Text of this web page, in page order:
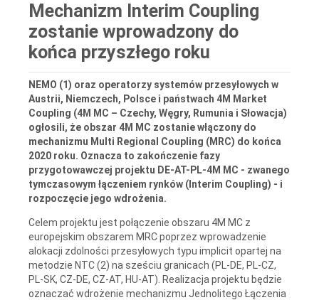
Mechanizm Interim Coupling
zostanie wprowadzony do
końca przyszłego roku
NEMO (1) oraz operatorzy systemów przesyłowych w
Austrii, Niemczech, Polsce i państwach 4M Market
Coupling (4M MC – Czechy, Węgry, Rumunia i Słowacja)
ogłosili, że obszar 4M MC zostanie włączony do
mechanizmu Multi Regional Coupling (MRC) do końca
2020 roku. Oznacza to zakończenie fazy
przygotowawczej projektu DE-AT-PL-4M MC - zwanego
tymczasowym łączeniem rynków (Interim Coupling) - i
rozpoczęcie jego wdrożenia.
Celem projektu jest połączenie obszaru 4M MC z
europejskim obszarem MRC poprzez wprowadzenie
alokacji zdolności przesyłowych typu implicit opartej na
metodzie NTC (2) na sześciu granicach (PL-DE, PL-CZ,
PL-SK, CZ-DE, CZ-AT, HU-AT). Realizacja projektu będzie
oznaczać wdrożenie mechanizmu Jednolitego Łączenia